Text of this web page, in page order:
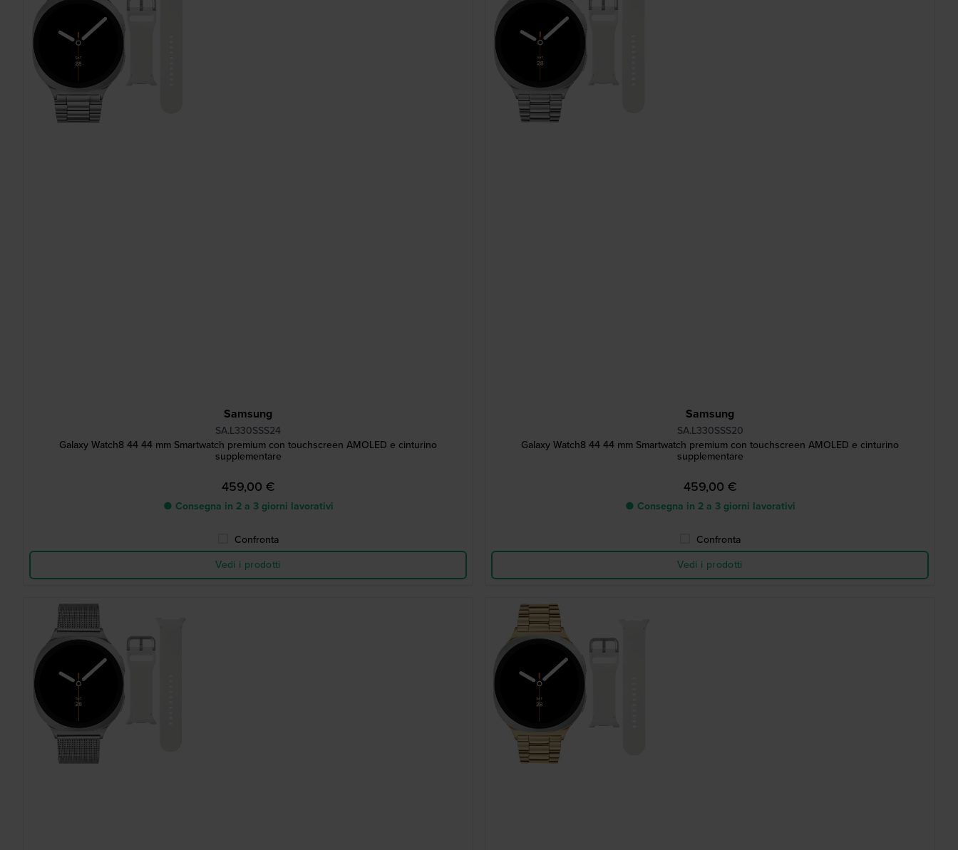
Samsung
SA.L330SSS24
Galaxy Watch8 44 44 mm Smartwatch premium con touchscreen AMOLED e cinturino
supplementare
459,00 €
● Consegna in 2 a 3 giorni lavorativi
Confronta
Vedi i prodotti
Samsung
SA.L330SSS20
Galaxy Watch8 44 44 mm Smartwatch premium con touchscreen AMOLED e cinturino
supplementare
459,00 €
● Consegna in 2 a 3 giorni lavorativi
Confronta
Vedi i prodotti